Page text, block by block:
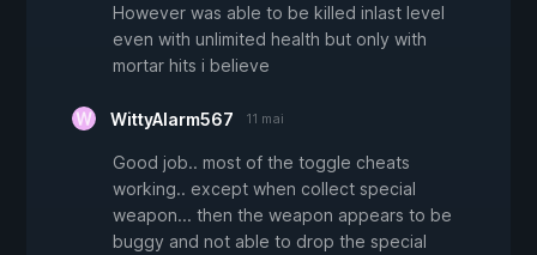
However was able to be killed inlast level
even with unlimited health but only with
mortar hits i believe
WittyAlarm567 11 mai
Good job.. most of the toggle cheats
working.. except when collect special
weapon... then the weapon appears to be
buggy and not able to drop the special